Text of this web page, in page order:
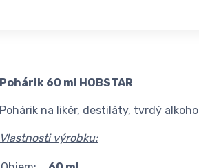
Pohárik 60 ml HOBSTAR
Pohárik na likér, destiláty, tvrdý
Vlastnosti výrobku: